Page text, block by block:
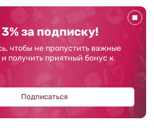
за подписку!
чтобы не пропустить важные
получить приятный бонус к
Подписаться